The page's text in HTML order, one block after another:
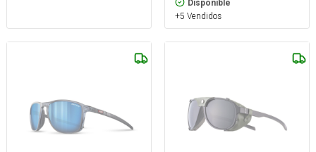
Disponible
+5 Vendidos